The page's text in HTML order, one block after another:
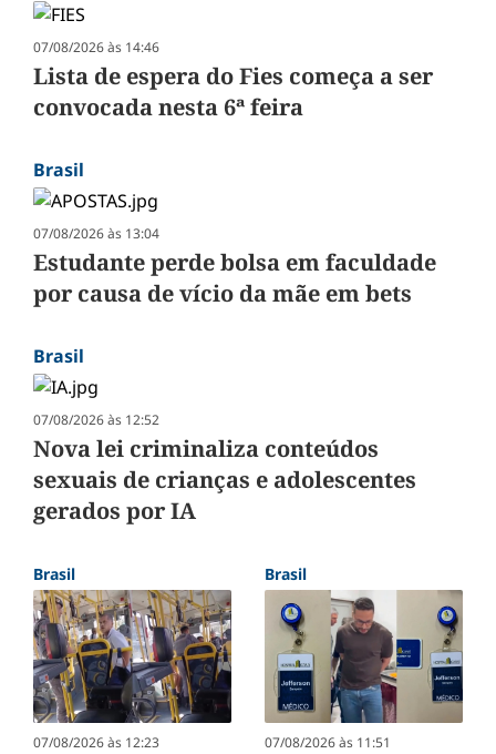
07/08/2026 às 14:46
Lista de espera do Fies começa a ser
convocada nesta 6ª feira
Brasil
07/08/2026 às 13:04
Estudante perde bolsa em faculdade
por causa de vício da mãe em bets
Brasil
07/08/2026 às 12:52
Nova lei criminaliza conteúdos
sexuais de crianças e adolescentes
gerados por IA
Brasil
07/08/2026 às 12:23
Brasil
07/08/2026 às 11:51